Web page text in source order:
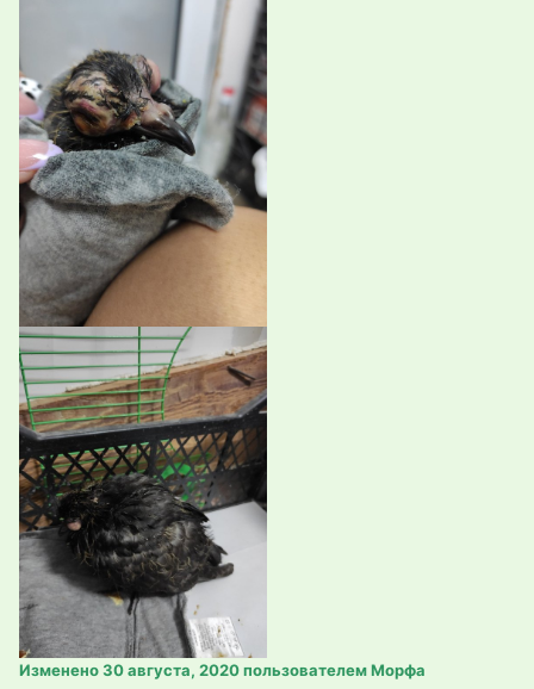
Изменено30 августа, 2020пользователем Морфа